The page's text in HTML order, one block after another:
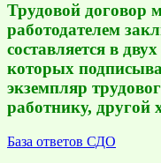
Трудовой договор
работодателем
составляется в
которых
экземпляр
работнику, другой
База ответов СДО